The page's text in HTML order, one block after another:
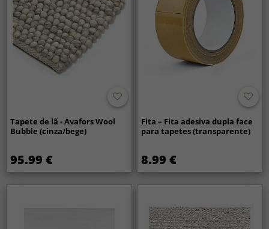
Tapete de lã - Avafors Wool
Bubble (cinza/bege)
95.99 €
Fita – Fita adesiva dupla face
para tapetes (transparente)
8.99 €